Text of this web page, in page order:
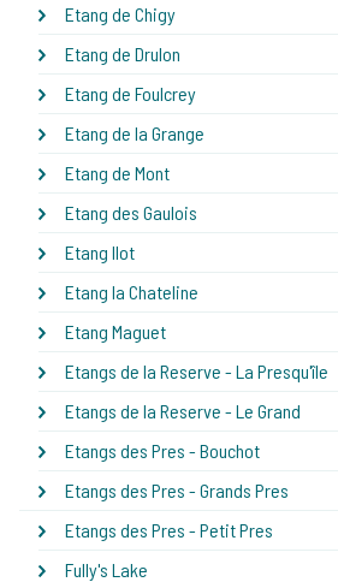
Etang de Chigy
Etang de Drulon
Etang de Foulcrey
Etang de la Grange
Etang de Mont
Etang des Gaulois
Etang Ilot
Etang la Chateline
Etang Maguet
Etangs de la Reserve - La Presqu'île
Etangs de la Reserve - Le Grand
Etangs des Pres - Bouchot
Etangs des Pres - Grands Pres
Etangs des Pres - Petit Pres
Fully's Lake